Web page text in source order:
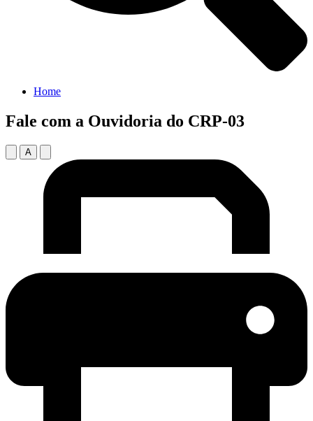
Home
Fale com a Ouvidoria do CRP-03
A